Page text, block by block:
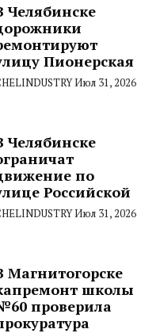
Челябинске
Пионерская
Июл 31, 2026
Челябинске
по
Российской
Июл 31, 2026
Магнитогорске
школы
проверила